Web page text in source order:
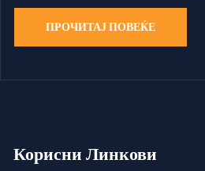
ПРОЧИТАЈ ПОВЕЌЕ
Корисни Линкови